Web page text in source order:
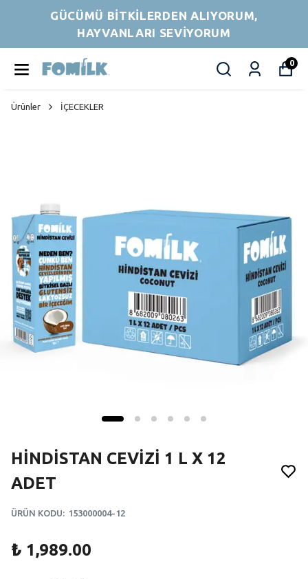
GÜCÜMÜ BİTKİLERDEN ALIYORUM,
HAYVANLARI SEVİYORUM
0
Ürünler İÇECEKLER
HİNDİSTAN CEVİZİ 1 L X 12
ADET
ÜRÜN KODU: 153000004-12
₺ 1,989.00